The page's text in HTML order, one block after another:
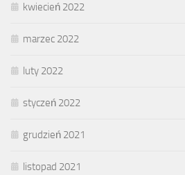
kwiecień 2022
marzec 2022
luty 2022
styczeń 2022
grudzień 2021
listopad 2021